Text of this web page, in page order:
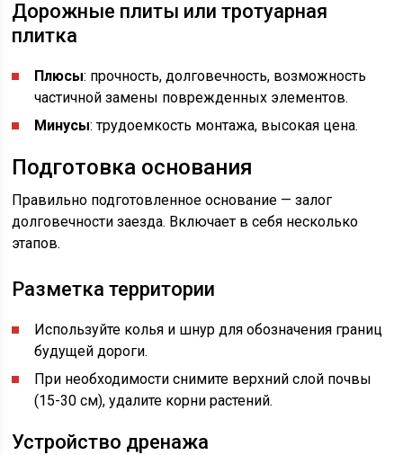
Дорожные плиты или тротуарная
плитка
Плюсы: прочность, долговечность, возможность
частичной замены поврежденных элементов.
Минусы: трудоемкость монтажа, высокая цена.
Подготовка основания
Правильно подготовленное основание — залог
долговечности заезда. Включает в себя несколько
этапов.
Разметка территории
Используйте колья и шнур для обозначения границ
будущей дороги.
При необходимости снимите верхний слой почвы
(15-30 см), удалите корни растений.
Устройство дренажа